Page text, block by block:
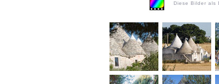
Diese Bilder als